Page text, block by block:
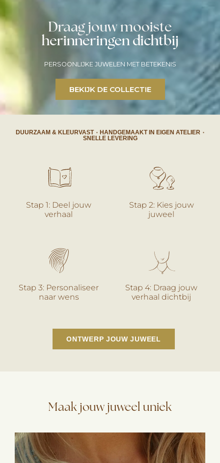
Draag jouw mooiste
herinneringen dichtbij
PERSOONLIJKE JUWELEN MET BETEKENIS​
BEKIJK DE COLLECTIE
DUURZAAM & KLEURVAST ۰ HANDGEMAAKT IN EIGEN ATELIER ۰
SNELLE LEVERING
Stap 1: Deel jouw
verhaal
Stap 2: Kies jouw
juweel
Stap 3: Personaliseer
naar wens
Stap 4: Draag jouw
verhaal dichtbij
ONTWERP JOUW JUWEEL
Maak jouw juweel uniek